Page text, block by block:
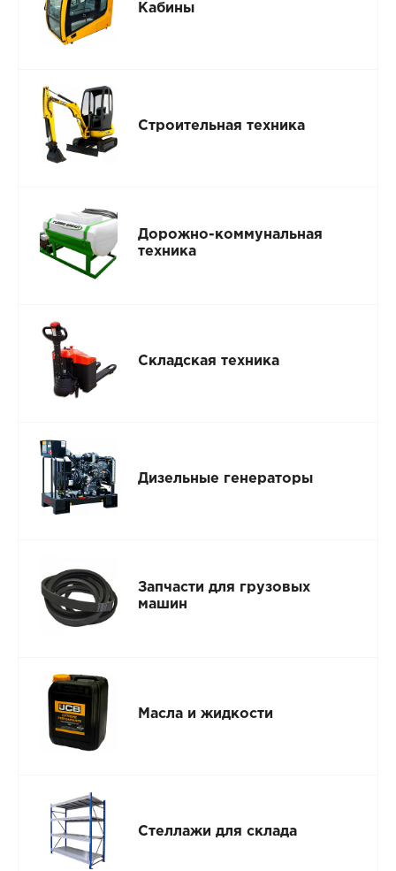
Кабины
Строительная техника
Дорожно-коммунальная
техника
Складская техника
Дизельные генераторы
Запчасти для грузовых
машин
Масла и жидкости
Стеллажи для склада